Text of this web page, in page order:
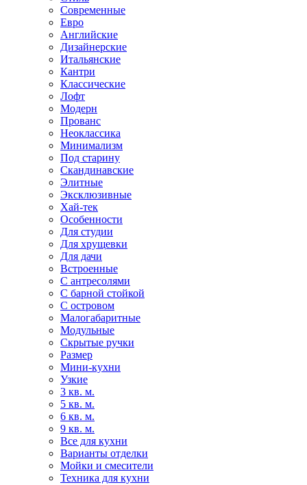
Современные
Евро
Английские
Дизайнерские
Итальянские
Кантри
Классические
Лофт
Модерн
Прованс
Неоклассика
Минимализм
Под старину
Скандинавские
Элитные
Эксклюзивные
Хай-тек
Особенности
Для студии
Для хрущевки
Для дачи
Встроенные
С антресолями
С барной стойкой
С островом
Малогабаритные
Модульные
Скрытые ручки
Размер
Мини-кухни
Узкие
3 кв. м.
5 кв. м.
6 кв. м.
9 кв. м.
Все для кухни
Варианты отделки
Мойки и смесители
Техника для кухни